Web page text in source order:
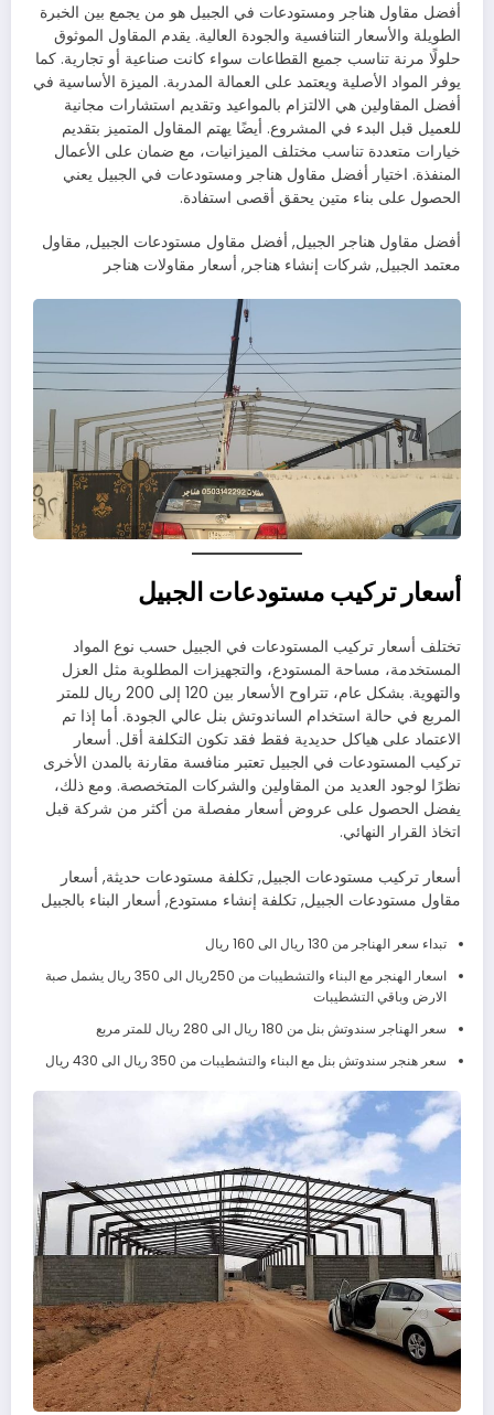
أفضل مقاول هناجر ومستودعات في الجبيل هو من يجمع بين الخبرة
الطويلة والأسعار التنافسية والجودة العالية. يقدم المقاول الموثوق
حلولًا مرنة تناسب جميع القطاعات سواء كانت صناعية أو تجارية. كما
يوفر المواد الأصلية ويعتمد على العمالة المدربة. الميزة الأساسية في
أفضل المقاولين هي الالتزام بالمواعيد وتقديم استشارات مجانية
للعميل قبل البدء في المشروع. أيضًا يهتم المقاول المتميز بتقديم
خيارات متعددة تناسب مختلف الميزانيات، مع ضمان على الأعمال
المنفذة. اختيار أفضل مقاول هناجر ومستودعات في الجبيل يعني
الحصول على بناء متين يحقق أقصى استفادة.
أفضل مقاول هناجر الجبيل, أفضل مقاول مستودعات الجبيل, مقاول
معتمد الجبيل, شركات إنشاء هناجر, أسعار مقاولات هناجر
أسعار تركيب مستودعات الجبيل
تختلف أسعار تركيب المستودعات في الجبيل حسب نوع المواد
المستخدمة، مساحة المستودع، والتجهيزات المطلوبة مثل العزل
والتهوية. بشكل عام، تتراوح الأسعار بين 120 إلى 200 ريال للمتر
المربع في حالة استخدام الساندوتش بنل عالي الجودة. أما إذا تم
الاعتماد على هياكل حديدية فقط فقد تكون التكلفة أقل. أسعار
تركيب المستودعات في الجبيل تعتبر منافسة مقارنة بالمدن الأخرى
نظرًا لوجود العديد من المقاولين والشركات المتخصصة. ومع ذلك،
يفضل الحصول على عروض أسعار مفصلة من أكثر من شركة قبل
اتخاذ القرار النهائي.
أسعار تركيب مستودعات الجبيل, تكلفة مستودعات حديثة, أسعار
مقاول مستودعات الجبيل, تكلفة إنشاء مستودع, أسعار البناء بالجبيل
تبداء سعر الهناجر من 130 ريال الى 160 ريال
اسعار الهنجر مع البناء والتشطيبات من 250ريال الى 350 ريال يشمل صبة
الارض وباقي التشطيبات
سعر الهناجر سندوتش بنل من 180 ريال الى 280 ريال للمتر مربع
سعر هنجر سندوتش بنل مع البناء والتشطيبات من 350 ريال الى 430 ريال